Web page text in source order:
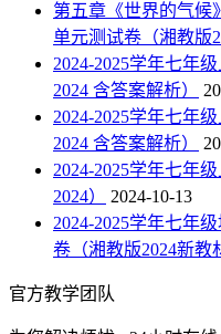
第五章《世界的气候
单元测试卷（湘教版
2024-2025学年七年
2024 含答案解析）
2024-2025学年七年
2024 含答案解析）
2024-2025学年七年
2024）
2024-10-13
2024-2025学年七年
卷（湘教版2024新教
官方教学团队